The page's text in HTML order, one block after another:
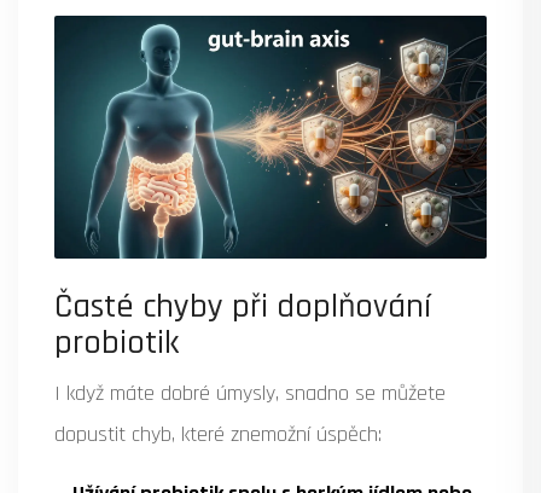
Časté chyby při doplňování
probiotik
I když máte dobré úmysly, snadno se můžete
dopustit chyb, které znemožní úspěch: